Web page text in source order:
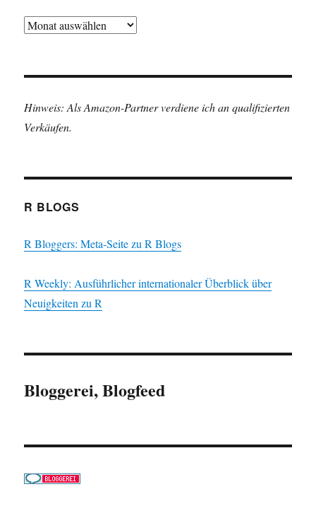
Archiv
Hinweis: Als Amazon-Partner verdiene ich an qualifizierten
Verkäufen.
R BLOGS
R Bloggers: Meta-Seite zu R Blogs
R Weekly: Ausführlicher internationaler Überblick über
Neuigkeiten zu R
Bloggerei, Blogfeed